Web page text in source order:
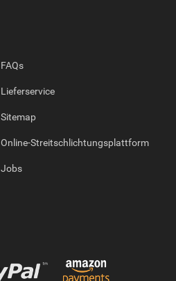
FAQs
Lieferservice
Sitemap
Online-Streitschlichtungsplattform
Jobs